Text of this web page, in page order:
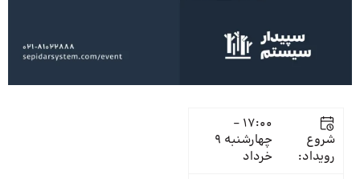
شروع
رویداد:
17:00 -
چهارشنبه 9
خرداد